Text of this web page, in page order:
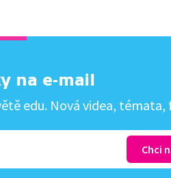
na e-mail
edu. Nová videa, témata,